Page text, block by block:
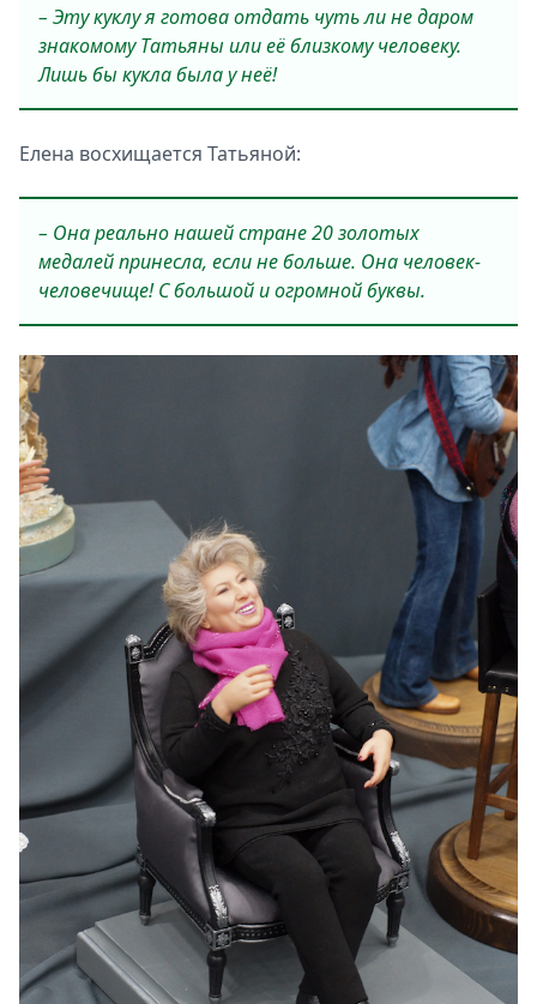
– Эту куклу я готова отдать чуть ли не даром
знакомому Татьяны или её близкому человеку.
Лишь бы кукла была у неё!
Елена восхищается Татьяной:
– Она реально нашей стране 20 золотых
медалей принесла, если не больше. Она человек-
человечище! С большой и огромной буквы.